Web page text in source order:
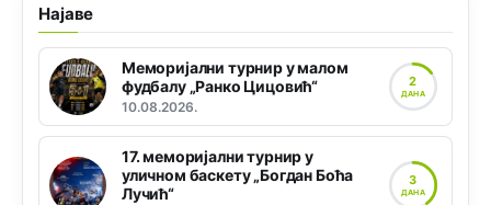
Најаве
Меморијални турнир у малом
фудбалу „Ранко Цицовић“
10.08.2026.
2
ДАНА
17. меморијални турнир у
уличном баскету „Богдан Боћа
Лучић“
3
ДАНА